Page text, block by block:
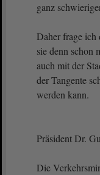
ganz
Daher frage ich
sie denn schon
auch mit der
der Tangente
werden kann.
Präsident Dr.
Die